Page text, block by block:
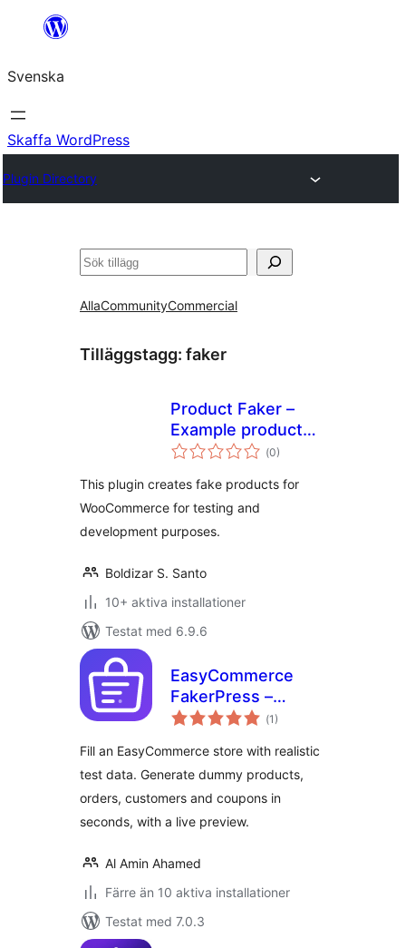
Hoppa
innehåll
Svenska
Skaffa WordPress
Plugin Directory
Sök
AllaCommunityCommercial
Tilläggstagg: faker
Product Faker –
Example product
generator
(Totalt
antal
0)
This plugin creates fake products for
WooCommerce for testing and
development purposes.
Boldizar S. Santo
10+ aktiva installationer
Testat med 6.9.6
EasyCommerce
FakerPress –
Dummy & Test Data
EasyCommerce
(Totalt
antal
1)
Fill an EasyCommerce store with realistic
test data. Generate dummy products,
orders, customers and coupons in
seconds, with a live preview.
Al Amin Ahamed
Färre än 10 aktiva installationer
Testat med 7.0.3